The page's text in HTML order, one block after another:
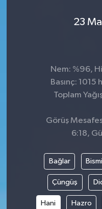
23
Nem: %96,
Basınç: 1015
Toplam
Görüş
6:18,
Bağlar Bismil
Çüngüş
Hani Hazro